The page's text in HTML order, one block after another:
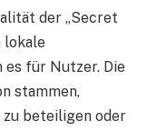
der „Secret
lokale
es für Nutzer. Die
stammen,
zu beteiligen oder